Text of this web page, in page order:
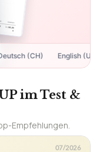
(CH) English (US)
im Test &
Empfehlungen.
07/2026